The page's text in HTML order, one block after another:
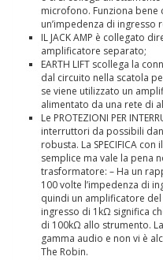
microfono. Funziona bene
un’impedenza di ingresso
IL JACK AMP è collegato
amplificatore separato;
EARTH LIFT scollega la
dal circuito nella scatola
se viene utilizzato un
alimentato da una rete di
Le PROTEZIONI PER
interruttori da possibili
robusta. La SPECIFICA
semplice ma vale la pena
trasformatore: – Ha un
100 volte l’impedenza di
quindi un amplificatore
ingresso di 1kΩ significa
di 100kΩ allo strumento.
gamma audio e non vi è
The Robin.